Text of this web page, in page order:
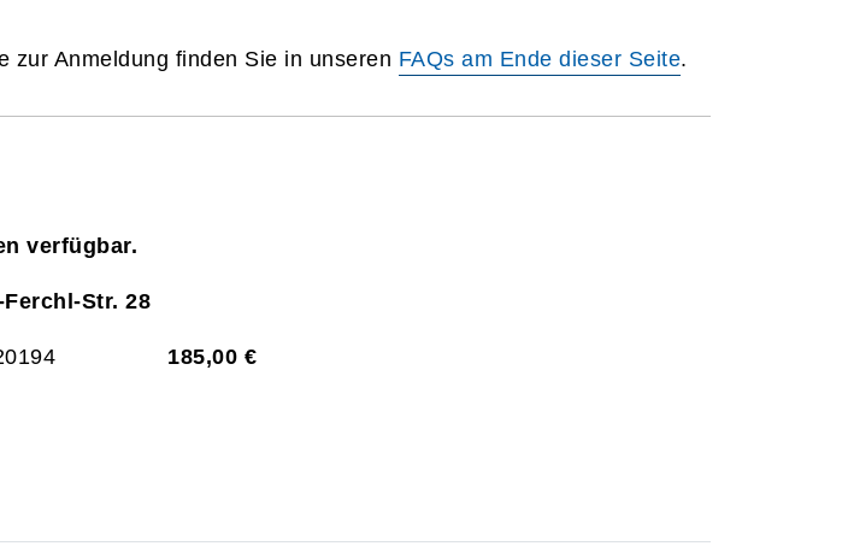
zur Anmeldung finden Sie in unseren FAQs am Ende dieser Seite.
verfügbar.
Str. 28
185,00 €